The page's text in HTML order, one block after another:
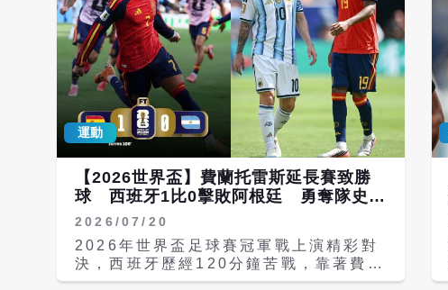
門次數都大幅領先。若非門將馬丁內斯
（Emiliano Martnez）多次化解西班
牙強勁射門的危機，阿根廷未必能把比賽
拖入延長賽。更艱難的是，阿根廷一名球
員被紅牌罰下，最後只能以10人對抗11
人。梅西遭嚴密封鎖，難以找到破門空
間；39歲的他也無法像年輕時持續回防
與衝刺，使隊友承受更重防守壓力。在少
打一人且被西班牙持續壓迫的情況下，阿
根廷仍能壓縮陣形、降低節奏，尋找反擊
或十二碼PK大戰的機會，已經相當不容
易。 西班牙從開賽便掌握主動，最終在
延長賽攻入致勝球，隊史第二度捧起世界
盃。羅德里（Rodri）獲選賽事最佳球
員，庫巴西（Pau Cubars）拿下最佳
年輕球員，門將烏奈．西蒙（Unai
對於天價門票，陸網分析，主要因球王梅
西（Lionel Messi）「最後一舞」、北
美消費能力高，以及官方動態定價機制影
響。 這場被視為梅西「最後一舞」、也
是他與西班牙超新星亞馬爾（Lamine
Yamal）首度在世界盃決賽交鋒的世紀
對決，為國際足球總會（FIFA）帶來驚
人收益。FIFA此前宣布，本屆世界盃總
收入達150億美元（約新台幣4862億
元），創下歷史新高，遠高於賽前設定的
110億美元目標。其中，貴賓接待服務與
門票銷售成為主要收入來源，而官方門票
轉售平台向買賣雙方各收取15％佣金，
也讓票務收入水漲船高。 綜合外媒報導
指出，在TicketData.com統計，決賽
開踢前3天，最低票價便上漲34%，來到
運動
【2026世界盃】費蘭托雷斯延長賽致勝
球 西班牙1比0擊敗阿根廷 勇奪隊史第
2冠
2026/07/20
2026年世界盃足球賽冠軍戰上演精彩對
決，西班牙歷經120分鐘苦戰，靠著費蘭
托雷斯（Ferran Torres）在延長賽下